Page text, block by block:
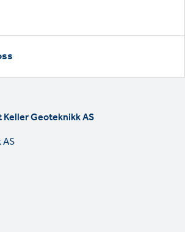
Geoteknikk AS